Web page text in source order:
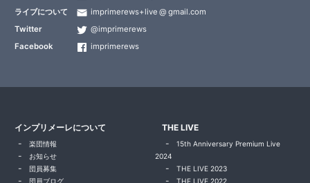
ライブについて
imprimerews+live
gmail.com
Twitter
@imprimerews
Facebook
imprimerews
インプリメーレについて
楽団情報
お知らせ
団員募集
団員ブログ
THE LIVE
15th Anniversary Premium Live
2024
THE LIVE 2023
THE LIVE 2022